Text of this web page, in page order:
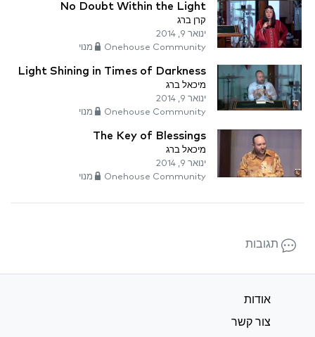
No Doubt Within the Light
קרן ברג
ינואר 9, 2014
Onehouse Community מנוי
Light Shining in Times of Darkness
מיכאל ברג
ינואר 9, 2014
Onehouse Community מנוי
The Key of Blessings
מיכאל ברג
ינואר 9, 2014
Onehouse Community מנוי
תגובות
אודות
צור קשר